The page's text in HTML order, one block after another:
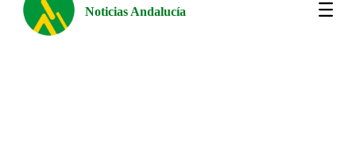
Noticias Andalucía